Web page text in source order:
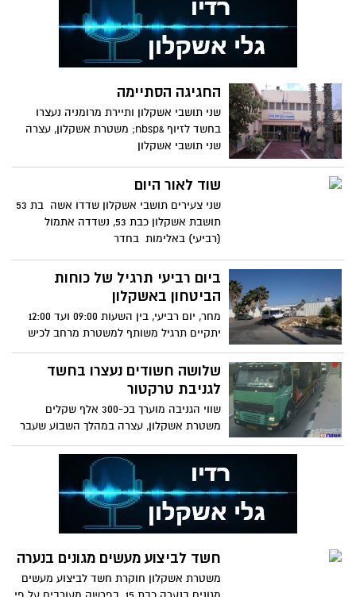
החגיגה הסתיימה
שני תושבי אשקלון ותיירת מרומניה נעצרו
בחשד לזיוף &nbsp; משטרת אשקלון, עצרה
שני תושבי אשקלון
שוד לאור היום
שני צעירים תושבי אשקלון שדדו אשה בת 53
תושבת אשקלון כבת 53, נשדדה אתמול
(רביעי) באלימות בחדר
ביום רביעי תרגיל של כוחות
הביטחון באשקלון
מחר, יום רביעי, בין השעות 09:00 ועד 12:00
יתקיים תרגיל משותף למשטרת מרחב לכיש
ושירות בתי הסוהר בעיר
שלושה חשודים נעצרו בחשד
לגניבת טרקטור
שווי הגניבה מוערך בכ-300 אלף שקלים
משטרת אשקלון, עצרה במהלך השבוע שעבר
שלושה חשודים בחשד כי קשרו
חשד לביצוע מעשים מגונים בנערה
משטרת אשקלון חוקרת חשד לביצוע מעשים